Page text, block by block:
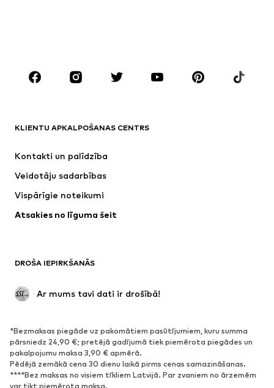
Aksesuāri
Premium
Jaunumi
Šobrīd populāri
Apakšveļa
Mēteļi
Svinības
Ekskluzīvi
APAVI
Jaunumi
Šobrīd populāri
Brīvā laika apavi
Puszābaki
KLIENTU APKALPOŠANAS CENTRS
Kontakti un palīdzība
Veidotāju sadarbības
Vispārīgie noteikumi
Atsakies no līguma šeit
DROŠA IEPIRKŠANĀS
Ar mums tavi dati ir drošībā!
*Bezmaksas piegāde uz pakomātiem pasūtījumiem, kuru summa
pārsniedz 24,90 €; pretējā gadījumā tiek piemērota piegādes un
pakalpojumu maksa 3,90 € apmērā.
Pēdējā zemākā cena 30 dienu laikā pirms cenas samazināšanas.
****Bez maksas no visiem tīkliem Latvijā. Par zvaniem no ārzemēm
var tikt piemērota maksa.